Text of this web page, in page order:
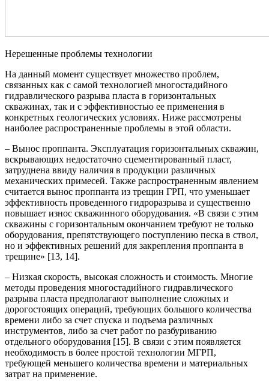
Нерешенные проблемы технологии
На данный момент существует множество проблем,
связанных как с самой технологией многостадийного
гидравлического разрыва пласта в горизонтальных
скважинах, так и с эффективностью ее применения в
конкретных геологических условиях. Ниже рассмотрены
наиболее распространенные проблемы в этой области.
– Вынос проппанта. Эксплуатация горизонтальных скважин,
вскрывающих недостаточно сцементированный пласт,
затруднена ввиду наличия в продукции различных
механических примесей. Также распространенным явлением
считается вынос проппанта из трещин ГРП, что уменьшает
эффективность проведенного гидроразрыва и существенно
повышает износ скважинного оборудования. «В связи с этим
скважины с горизонтальным окончанием требуют не только
оборудования, препятствующего поступлению песка в ствол,
но и эффективных решений для закрепления проппанта в
трещине» [13, 14].
– Низкая скорость, высокая сложность и стоимость. Многие
методы проведения многостадийного гидравлического
разрыва пласта предполагают выполнение сложных и
дорогостоящих операций, требующих большого количества
времени либо за счет спуска и подъема различных
инструментов, либо за счет работ по разбуриванию
отдельного оборудования [15]. В связи с этим появляется
необходимость в более простой технологии МГРП,
требующей меньшего количества времени и материальных
затрат на применение.